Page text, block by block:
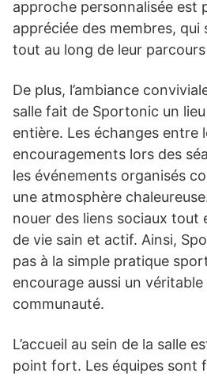
approche personnalisée est
appréciée des membres,
tout au long de leur
De plus, l’ambiance
salle fait de Sportonic un
entière. Les échanges entre
encouragements lors des
les événements organisés
une atmosphère
nouer des liens sociaux tout
de vie sain et actif. Ainsi,
pas à la simple pratique
encourage aussi un
communauté.
L’accueil au sein de la salle
point fort. Les équipes sont